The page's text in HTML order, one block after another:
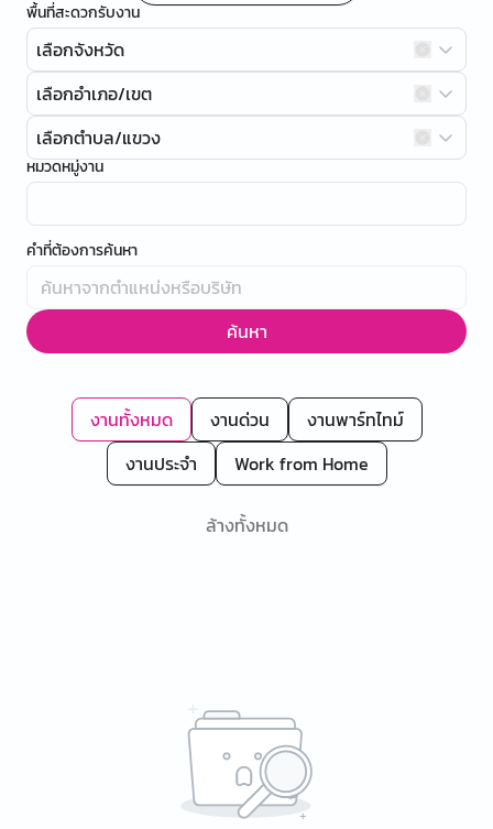
พื้นที่สะดวกรับงาน
เลือกจังหวัด
เลือกอำเภอ/เขต
เลือกตำบล/แขวง
หมวดหมู่งาน
คำที่ต้องการค้นหา
ค้นหา
งานทั้งหมด งานด่วน
งานพาร์ทไทม์
งานประจำ
Work from Home
ล้างทั้งหมด